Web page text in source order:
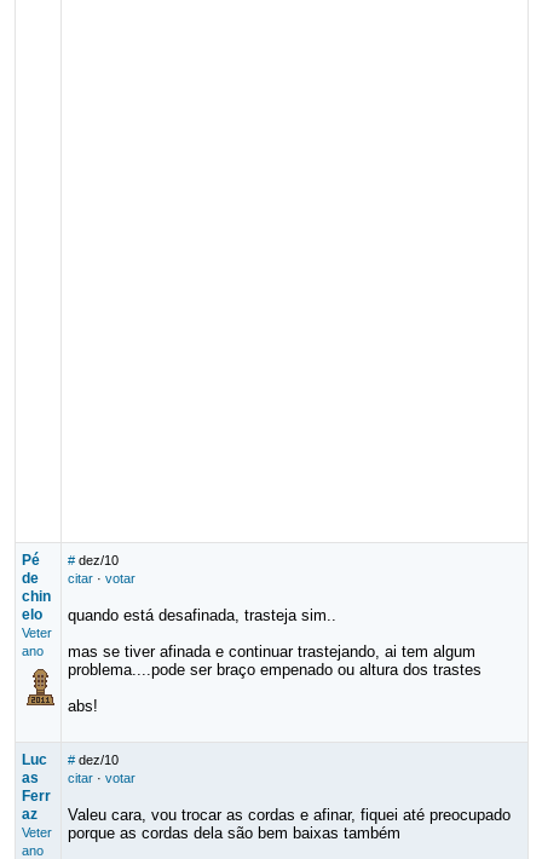
Pé
de
chin
elo
Veter
ano
# dez/10
citar· votar
quando está desafinada, trasteja sim..
mas se tiver afinada e continuar trastejando, ai tem algum
problema....pode ser braço empenado ou altura dos trastes
abs!
Luc
as
Ferr
az
Veter
ano
# dez/10
citar· votar
Valeu cara, vou trocar as cordas e afinar, fiquei até preocupado
porque as cordas dela são bem baixas também